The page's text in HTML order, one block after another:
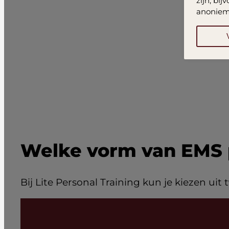
Welke vorm van
Bij Lite Personal Training kun je kiezen uit